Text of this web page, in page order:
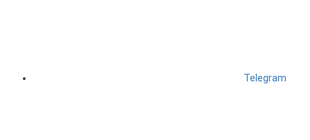
Telegram